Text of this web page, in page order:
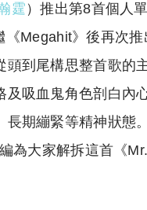
霆 ）推出第8首個人
《Megahit》後再次推
頭到尾構思整首歌的
及吸血鬼角色剖白內
期繃緊等精神狀態。
為大家解拆這首《